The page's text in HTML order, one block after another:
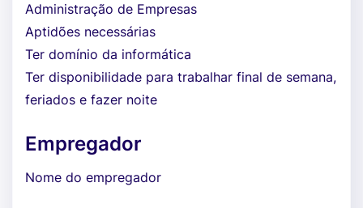
Administração de Empresas
Aptidões necessárias
Ter domínio da informática
Ter disponibilidade para trabalhar final de semana,
feriados e fazer noite
Empregador
Nome do empregador